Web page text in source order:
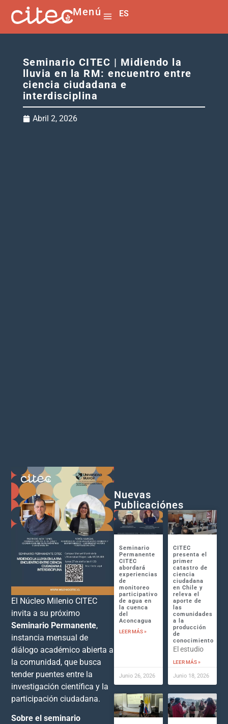
Menú ES
EN
Seminario CITEC | Midiendo la
lluvia en la RM: encuentro entre
ciencia ciudadana e
interdisciplina
Abril 2, 2026
El Núcleo Milenio CITEC
invita a su próximo
Seminario Permanente,
instancia mensual de
diálogo académico abierta a
la comunidad, que busca
tender puentes entre la
investigación científica y la
participación ciudadana.
Sobre el seminario
Nuevas
Publicaciónes
Seminario
Permanente
CITEC
abordará
experiencias
de
monitoreo
participativo
de agua en
la cuenca
del
Aconcagua
LEER MÁS »
Junio 26, 2026
CITEC
presenta el
primer
catastro de
ciencia
ciudadana
en Chile y
releva el
aporte de
las
comunidades
a la
producción
de
conocimiento
El estudio
LEER MÁS »
Junio 18, 2026